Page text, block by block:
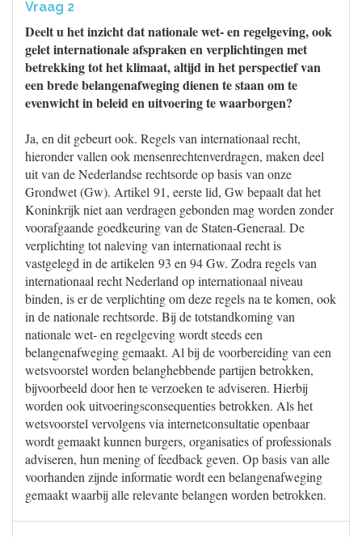
Vraag 2
Deelt u het inzicht dat nationale wet- en regelgeving, ook
gelet internationale afspraken en verplichtingen met
betrekking tot het klimaat, altijd in het perspectief van
een brede belangenafweging dienen te staan om te
evenwicht in beleid en uitvoering te waarborgen?
Ja, en dit gebeurt ook. Regels van internationaal recht,
hieronder vallen ook mensenrechtenverdragen, maken deel
uit van de Nederlandse rechtsorde op basis van onze
Grondwet (Gw). Artikel 91, eerste lid, Gw bepaalt dat het
Koninkrijk niet aan verdragen gebonden mag worden zonder
voorafgaande goedkeuring van de Staten-Generaal. De
verplichting tot naleving van internationaal recht is
vastgelegd in de artikelen 93 en 94 Gw. Zodra regels van
internationaal recht Nederland op internationaal niveau
binden, is er de verplichting om deze regels na te komen, ook
in de nationale rechtsorde. Bij de totstandkoming van
nationale wet- en regelgeving wordt steeds een
belangenafweging gemaakt. Al bij de voorbereiding van een
wetsvoorstel worden belanghebbende partijen betrokken,
bijvoorbeeld door hen te verzoeken te adviseren. Hierbij
worden ook uitvoeringsconsequenties betrokken. Als het
wetsvoorstel vervolgens via internetconsultatie openbaar
wordt gemaakt kunnen burgers, organisaties of professionals
adviseren, hun mening of feedback geven. Op basis van alle
voorhanden zijnde informatie wordt een belangenafweging
gemaakt waarbij alle relevante belangen worden betrokken.